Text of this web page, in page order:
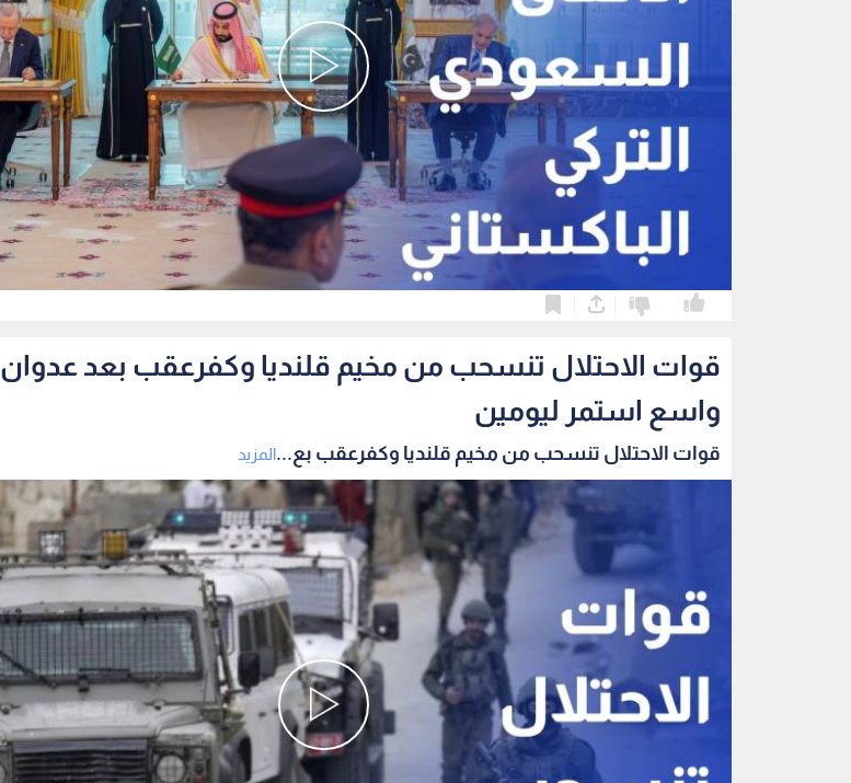
قوات الاحتلال تنسحب من مخيم قلنديا وكفرعقب بعد عدوان
واسع استمر ليومين
قوات الاحتلال تنسحب من مخيم قلنديا وكفرعقب بع...المزيد